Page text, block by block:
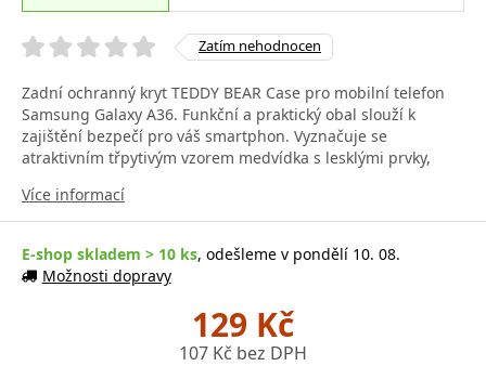
Zatím nehodnocen
Zadní ochranný kryt TEDDY BEAR Case pro mobilní telefon
Samsung Galaxy A36. Funkční a praktický obal slouží k
zajištění bezpečí pro váš smartphon. Vyznačuje se
atraktivním třpytivým vzorem medvídka s lesklými prvky,
Více informací
E-shop skladem > 10 ks, odešleme v pondělí 10. 08.
Možnosti dopravy
129 Kč
107 Kč bez DPH